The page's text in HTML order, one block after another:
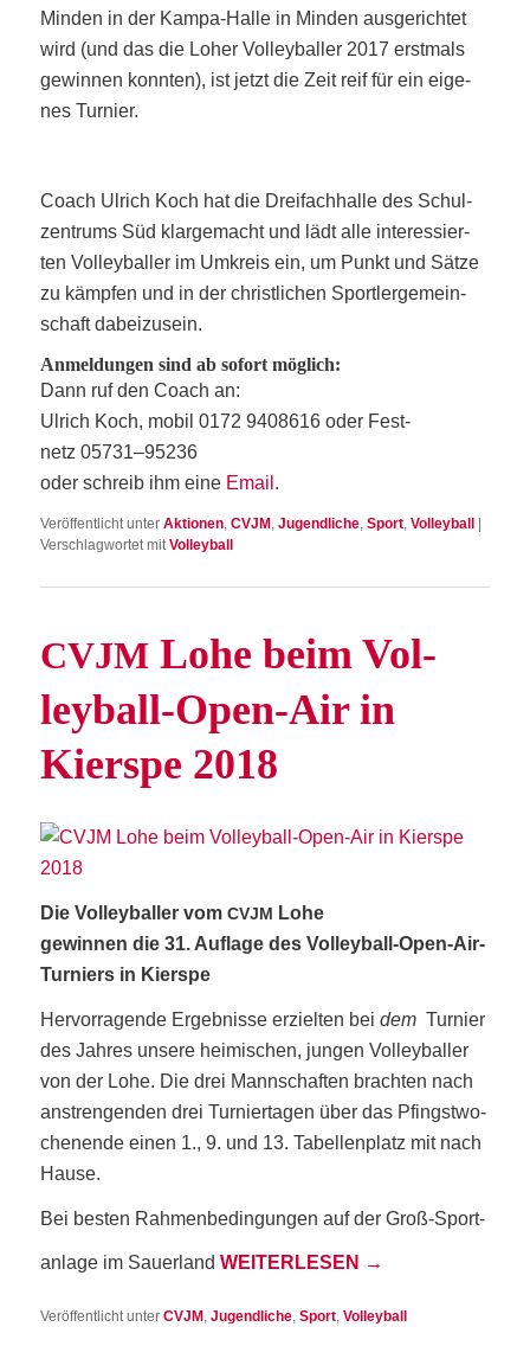
Min­den in der Kam­pa-Hal­le in Min­den aus­ge­rich­tet
wird (und das die Loher Vol­ley­bal­ler 2017 erst­mals
gewin­nen konn­ten), ist jetzt die Zeit reif für ein eige­
nes Turnier.
Coach Ulrich Koch hat die Drei­fach­hal­le des Schul­
zen­trums Süd klar­ge­macht und lädt alle inter­es­sier­
ten Vol­ley­bal­ler im Umkreis ein, um Punkt und Sät­ze
zu kämp­fen und in der christ­li­chen Sport­ler­ge­mein­
schaft dabeizusein.
Anmel­dun­gen sind ab sofort möglich:
Dann ruf den Coach an:
Ulrich Koch, mobil0172 9408616 oder Fest­
netz05731–95236
oder schreib ihm eine Email .
Veröffentlicht unter Aktionen,CVJM ,Jugendliche,Sport,Volleyball
Verschlagwortet mit Volleyball
CVJM Lohe beim Vol­
ley­ball-Open-Air in
Kierspe 2018
Die Vol­ley­bal­ler vomCVJM Lohe
gewin­nen die 31. Auf­la­ge des Vol­ley­ball-Open-Air-
Tur­niers in Kierspe
Her­vor­ra­gen­de Ergeb­nis­se erziel­ten beidem Tur­nier
des Jah­res unse­re hei­mi­schen, jun­gen Vol­ley­bal­ler
von der Lohe. Die drei Mann­schaf­ten brach­ten nach
anstren­gen­den drei Tur­nier­ta­gen über das Pfingst­wo­
chen­en­de einen 1., 9. und 13. Tabel­len­platz mit nach
Hause.
Bei bes­ten Rah­men­be­din­gun­gen auf der Groß-Sport­
an­la­ge im Sau­er­landWEI­TER­LE­SEN →
Veröffentlicht unter CVJM ,Jugendliche ,Sport ,Volleyball